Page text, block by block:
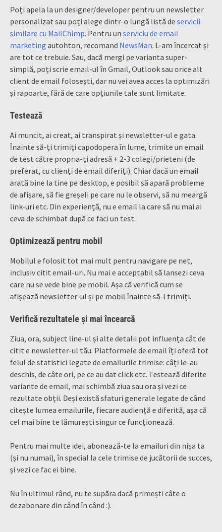
Poți apela la un designer/developer pentru un newsletter
personalizat sau poți alege dintr-o lungă listă de servicii
similare cu MailChimp. Pentru un serviciu de email
marketing autohton, recomand NewsMan. L-am încercat și
are tot ce trebuie. Sau, dacă mergi pe varianta super-
simplă, poți scrie email-ul în Gmail, Outlook sau orice alt
client de email folosești, dar nu vei avea acces la optimizări
și rapoarte, fără de care opțiunile tale sunt limitate.
Testează
Ai muncit, ai creat, ai transpirat și newsletter-ul e gata.
Înainte să-ți trimiți capodopera în lume, trimite un email
de test către propria-ți adresă + 2-3 colegi/prieteni (de
preferat, cu clienți de email diferiți). Chiar dacă un email
arată bine la tine pe desktop, e posibil să apară probleme
de afișare, să fie greșeli pe care nu le observi, să nu meargă
link-uri etc. Din experiență, nu e email la care să nu mai ai
ceva de schimbat după ce faci un test.
Optimizează pentru mobil
Mobilul e folosit tot mai mult pentru navigare pe net,
inclusiv citit email-uri. Nu mai e acceptabil să lansezi ceva
care nu se vede bine pe mobil. Așa că verifică cum se
afișează newsletter-ul și pe mobil înainte să-l trimiți.
Verifică rezultatele și mai încearcă
Ziua, ora, subject line-ul și alte detalii pot influența cât de
citit e newsletter-ul tău. Platformele de email îți oferă tot
felul de statistici legate de emailurile trimise: câți le-au
deschis, de câte ori, pe ce au dat click etc. Testează diferite
variante de email, mai schimbă ziua sau ora și vezi ce
rezultate obții. Deși există sfaturi generale legate de când
citește lumea emailurile, fiecare audiență e diferită, așa că
cel mai bine te lămurești singur ce funcționează.
Pentru mai multe idei, abonează-te la emailuri din nișa ta
(și nu numai), în special la cele trimise de jucătorii de succes,
și vezi ce fac ei bine.
Nu în ultimul rând, nu te supăra dacă primești câte o
dezabonare din când în când :).